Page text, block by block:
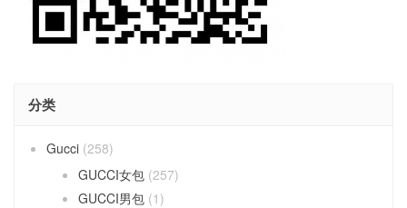
分类
Gucci (258)
GUCCI女包 (257)
GUCCI男包 (1)